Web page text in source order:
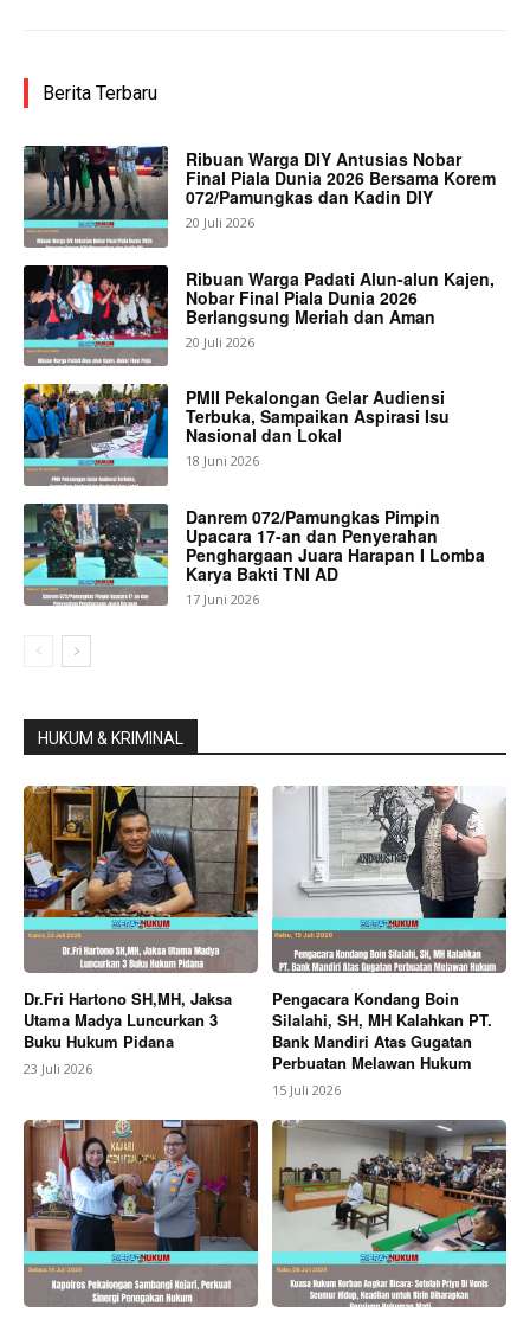
Berita Terbaru
Ribuan Warga DIY Antusias Nobar
Final Piala Dunia 2026 Bersama Korem
072/Pamungkas dan Kadin DIY
20 Juli 2026
Ribuan Warga Padati Alun-alun Kajen,
Nobar Final Piala Dunia 2026
Berlangsung Meriah dan Aman
20 Juli 2026
PMII Pekalongan Gelar Audiensi
Terbuka, Sampaikan Aspirasi Isu
Nasional dan Lokal
18 Juni 2026
Danrem 072/Pamungkas Pimpin
Upacara 17-an dan Penyerahan
Penghargaan Juara Harapan I Lomba
Karya Bakti TNI AD
17 Juni 2026
HUKUM & KRIMINAL
Dr.Fri Hartono SH,MH, Jaksa
Utama Madya Luncurkan 3
Buku Hukum Pidana
23 Juli 2026
Pengacara Kondang Boin
Silalahi, SH, MH Kalahkan PT.
Bank Mandiri Atas Gugatan
Perbuatan Melawan Hukum
15 Juli 2026